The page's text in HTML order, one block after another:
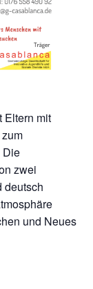
Eltern mit
Die
zwei
deutsch
und Neues